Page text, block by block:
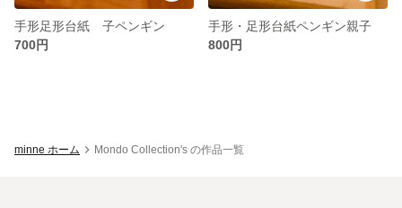
手形足形台紙 子ペンギン
700円
手形・足形台紙ペンギン親子
800円
minne ホーム Mondo Collection's の作品一覧